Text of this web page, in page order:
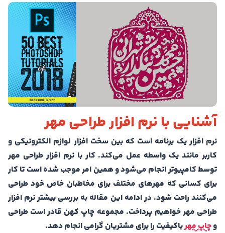
آشنایی با نرم افزار طراحی مهر
نرم افزار یک برنامه است که بین سخت افزار لوازم الکترونیکی و
کاربر مانند یک واسطه عمل می‌کند. کار با نرم افزار طراحی مهر
توسط کامپیوتر انجام می‌شود و همین امر موجب شده است تا کار
برای کسانی که مهر‌های مختلف برای مخاطبان خاص خود طراحی
می‌کنند راحت شود. در ادامه این مقاله به بررسی بیشتر نرم افزار
طراحی مهر خواهیم پرداخت. مجموعه چاپ کهن قادر است طراحی
وچاپ مهرباکیفیت را برای مشتریان گرامی انجام دهد.